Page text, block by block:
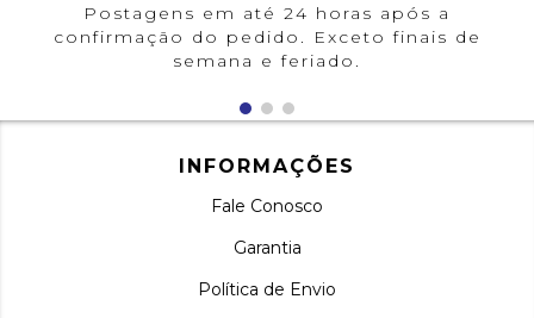
Postagens em até 24 horas após a
confirmação do pedido. Exceto finais de
semana e feriado.
INFORMAÇÕES
Fale Conosco
Garantia
Política de Envio